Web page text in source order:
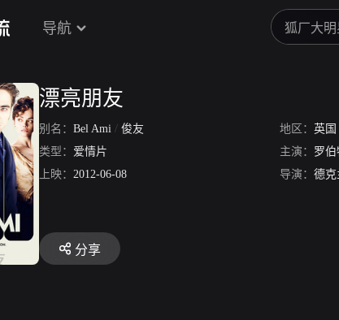
导航
漂亮朋友
别名： Bel Ami / 俊友 地区： 英国
类型： 爱情片 主演： 罗伯
上映： 2012-06-08 导演： 德克
分享